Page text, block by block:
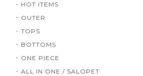
HOT ITEMS
OUTER
TOPS
BOTTOMS
ONE PIECE
ALL IN ONE / SALOPET